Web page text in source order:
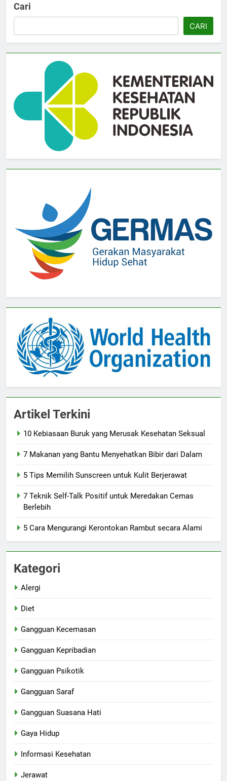
Cari
CARI
Artikel Terkini
10 Kebiasaan Buruk yang Merusak Kesehatan Seksual
7 Makanan yang Bantu Menyehatkan Bibir dari Dalam
5 Tips Memilih Sunscreen untuk Kulit Berjerawat
7 Teknik Self-Talk Positif untuk Meredakan Cemas
Berlebih
5 Cara Mengurangi Kerontokan Rambut secara Alami
Kategori
Alergi
Diet
Gangguan Kecemasan
Gangguan Kepribadian
Gangguan Psikotik
Gangguan Saraf
Gangguan Suasana Hati
Gaya Hidup
Informasi Kesehatan
Jerawat